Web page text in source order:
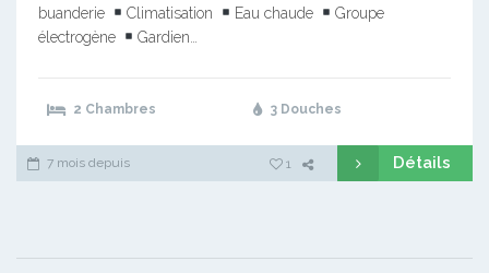
buanderie
Climatisation Eau chaude
Groupe
électrogène
Gardien…
2 Chambres 3 Douches
7 mois depuis 1 Détails